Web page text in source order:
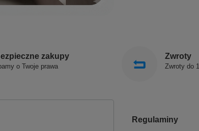
zakupy
o Twoje prawa
Zwroty
Zwroty do
Regulaminy